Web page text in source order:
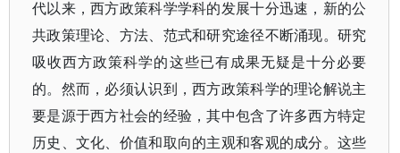
代以来，西方政策科学学科的发展十分迅速，新的公
共政策理论、方法、范式和研究途径不断涌现。研究
吸收西方政策科学的这些已有成果无疑是十分必要
的。然而，必须认识到，西方政策科学的理论解说主
要是源于西方社会的经验，其中包含了许多西方特定
历史、文化、价值和取向的主观和客观的成分。这些